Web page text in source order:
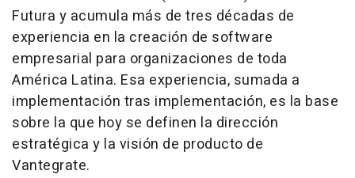
Futura y acumula más de tres décadas de
experiencia en la creación de software
empresarial para organizaciones de toda
América Latina. Esa experiencia, sumada a
implementación tras implementación, es la base
sobre la que hoy se definen la dirección
estratégica y la visión de producto de
Vantegrate.